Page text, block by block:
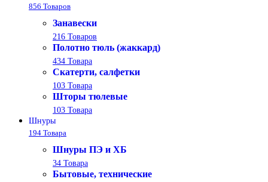
856 Товаров
Занавески
216 Товаров
Полотно тюль (жаккард)
434 Товара
Скатерти, салфетки
103 Товара
Шторы тюлевые
103 Товара
Шнуры
194 Товара
Шнуры ПЭ и ХБ
34 Товара
Бытовые, технические